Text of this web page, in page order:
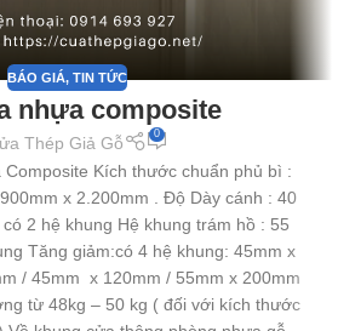
BÁO GIÁ, TIN TỨC
nhựa composite
Thép Giả Gỗ 0
Kích thước chuẩn phủ bì :
x 2.200mm . Độ Dày cánh : 40
2 hệ khung Hệ khung trám hồ : 55
Tăng giảm:có 4 hệ khung: 45mm x
/ 45mm x 120mm / 55mm x 200mm
từ 48kg – 50 kg ( đối với kích thước